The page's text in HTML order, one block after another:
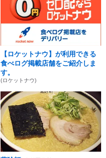
【ロケットナウ】が利用できる
食べログ掲載店舗をご紹介しま
す。
(ロケットナウ)